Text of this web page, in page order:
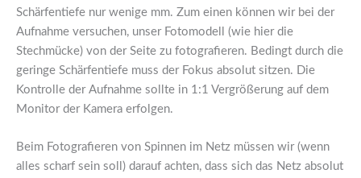
Schärfentiefe nur wenige mm. Zum einen können wir bei der
Aufnahme versuchen, unser Fotomodell (wie hier die
Stechmücke) von der Seite zu fotografieren. Bedingt durch die
geringe Schärfentiefe muss der Fokus absolut sitzen. Die
Kontrolle der Aufnahme sollte in 1:1 Vergrößerung auf dem
Monitor der Kamera erfolgen.
Beim Fotografieren von Spinnen im Netz müssen wir (wenn
alles scharf sein soll) darauf achten, dass sich das Netz absolut